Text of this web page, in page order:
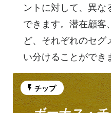
ントに対して、異な
できます。潜在顧客
ど、それぞれのセグ
い分けることができ
チップ